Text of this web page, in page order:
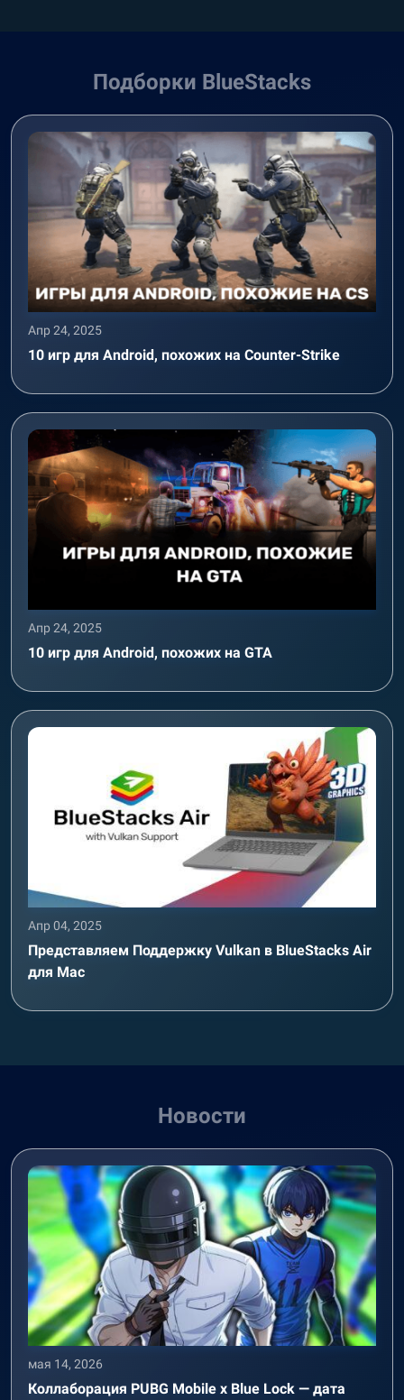
Подборки BlueStacks
Апр 24, 2025
10 игр для Android, похожих на Counter-Strike
Апр 24, 2025
10 игр для Android, похожих на GTA
Апр 04, 2025
Представляем Поддержку Vulkan в BlueStacks Air
для Mac
Новости
мая 14, 2026
Коллаборация PUBG Mobile x Blue Lock — дата